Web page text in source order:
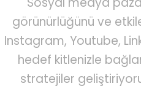
görünürlüğünü ve
Instagram, Youtube,
hedef kitlenizle
stratejiler